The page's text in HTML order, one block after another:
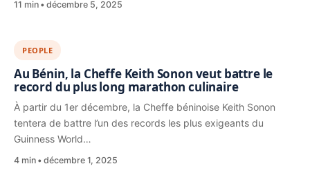
11 min décembre 5, 2025
PEOPLE
Au Bénin, la Cheffe Keith Sonon veut battre le
record du plus long marathon culinaire
À partir du 1er décembre, la Cheffe béninoise Keith Sonon
tentera de battre l’un des records les plus exigeants du
Guinness World…
4 min décembre 1, 2025